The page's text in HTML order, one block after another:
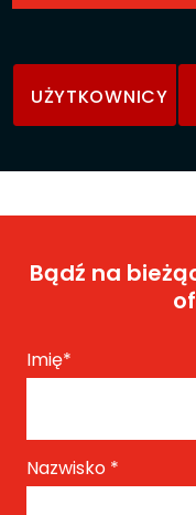
UŻYTKOWNICY
Bądź na
Imię*
Nazwisko *